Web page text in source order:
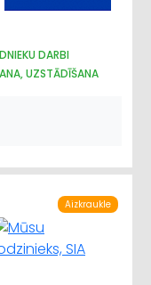
DARBI
UZSTĀDĪŠANA
Aizkraukle